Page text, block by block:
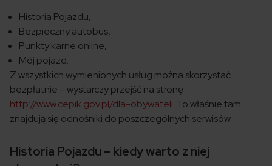
Historia Pojazdu,
Bezpieczny autobus,
Punkty karne online,
Mój pojazd.
Z wszystkich wymienionych usług można skorzystać
bezpłatnie – wystarczy przejść na stronę
http://www.cepik.gov.pl/dla-obywateli. To właśnie tam
znajdują się odnośniki do poszczególnych serwisów.
Historia Pojazdu – kiedy warto z niej